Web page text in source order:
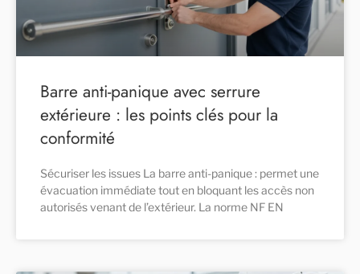
Barre anti-panique avec serrure
extérieure : les points clés pour la
conformité
Sécuriser les issues La barre anti-panique : permet une
évacuation immédiate tout en bloquant les accès non
autorisés venant de l’extérieur. La norme NF EN